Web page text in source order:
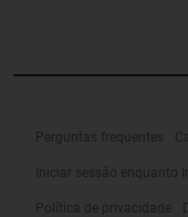
Perguntas frequentes
Iniciar sessão enquanto
Política de privacidade